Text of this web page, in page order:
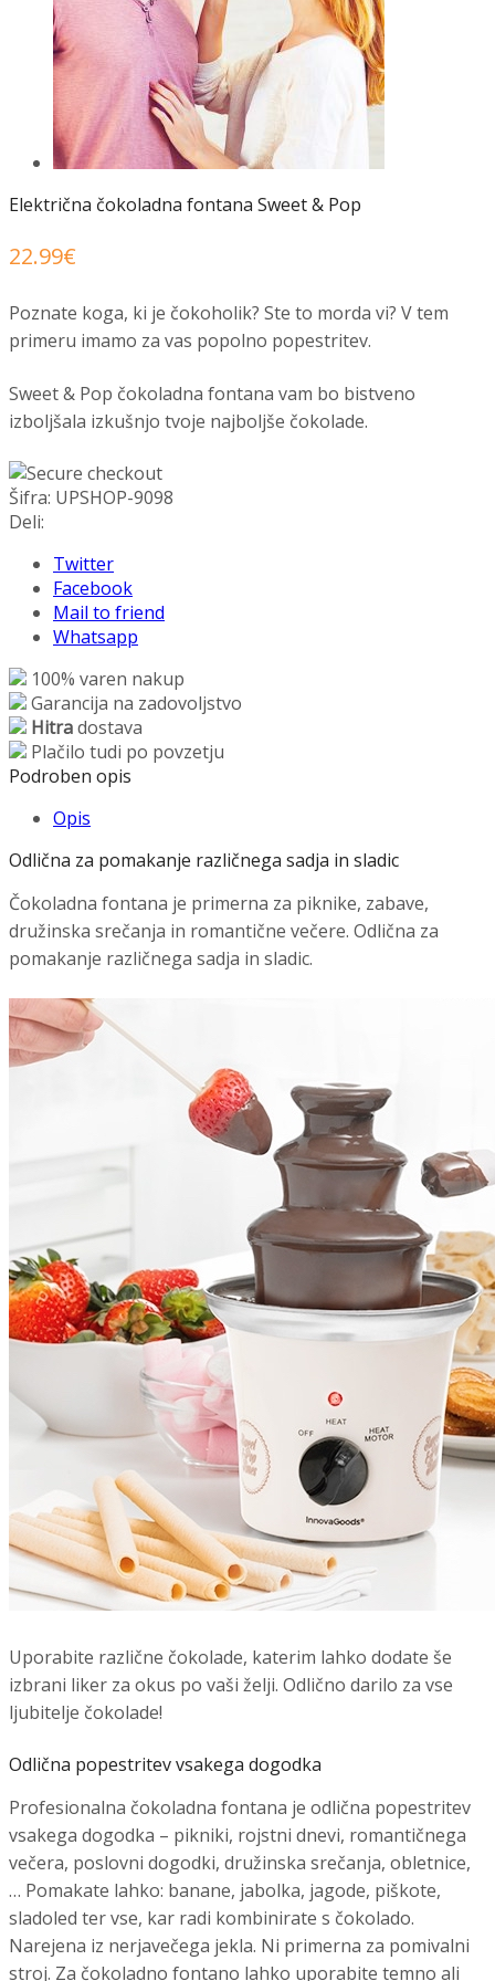
Električna čokoladna fontana Sweet & Pop
22.99€
Poznate koga, ki je čokoholik? Ste to morda vi? V tem
primeru imamo za vas popolno popestritev.
Sweet & Pop čokoladna fontana vam bo bistveno
izboljšala izkušnjo tvoje najboljše čokolade.
Šifra: UPSHOP-9098
Deli:
Twitter
Facebook
Mail to friend
Whatsapp
100% varen nakup
Garancija na zadovoljstvo
Hitradostava
Plačilo tudi po povzetju
Podroben opis
Opis
Odlična za pomakanje različnega sadja in sladic
Čokoladna fontana je primerna za piknike, zabave,
družinska srečanja in romantične večere. Odlična za
pomakanje različnega sadja in sladic.
Uporabite različne čokolade, katerim lahko dodate še
izbrani liker za okus po vaši želji. Odlično darilo za vse
ljubitelje čokolade!
Odlična popestritev vsakega dogodka
Profesionalna čokoladna fontana je odlična popestritev
vsakega dogodka – pikniki, rojstni dnevi, romantičnega
večera, poslovni dogodki, družinska srečanja, obletnice,
… Pomakate lahko: banane, jabolka, jagode, piškote,
sladoled ter vse, kar radi kombinirate s čokolado.
Narejena iz nerjavečega jekla. Ni primerna za pomivalni
stroj. Za čokoladno fontano lahko uporabite temno ali